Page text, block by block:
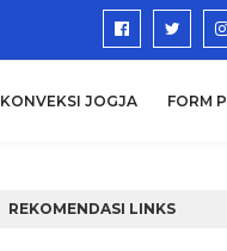
KONVEKSI JOGJA FORM
REKOMENDASI LINKS